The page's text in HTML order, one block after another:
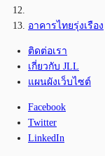
อาคารไทยรุ่งเรือง
ติดต่อเรา
เกี่ยวกับ JLL
แผนผังเว็บไซต์
Facebook
Twitter
LinkedIn